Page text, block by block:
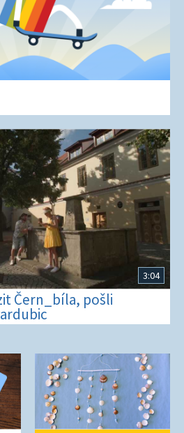
3:04
Čern_bíla, pošli